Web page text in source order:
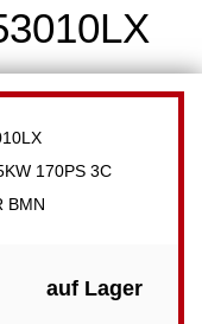
170PS 3C
BMN
auf Lager